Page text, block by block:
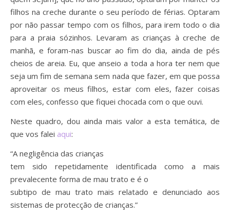
filhos na creche durante o seu período de férias. Optaram
por não passar tempo com os filhos, para irem todo o dia
para a praia sózinhos. Levaram as crianças à creche de
manhã, e foram-nas buscar ao fim do dia, ainda de pés
cheios de areia. Eu, que anseio a toda a hora ter nem que
seja um fim de semana sem nada que fazer, em que possa
aproveitar os meus filhos, estar com eles, fazer coisas
com eles, confesso que fiquei chocada com o que ouvi.
Neste quadro, dou ainda mais valor a esta temática, de
que vos falei aqui:
“A negligência das crianças
tem sido repetidamente identificada como a mais
prevalecente forma de mau trato e é o
subtipo de mau trato mais relatado e denunciado aos
sistemas de protecção de crianças.”